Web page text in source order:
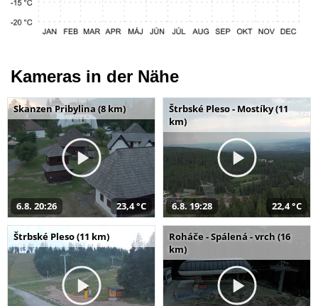
Kameras in der Nähe
Skanzen Pribylina (8 km)
6.8. 20:26 23,4 °C
Štrbské Pleso - Mostíky (11
km)
6.8. 19:28 22,4 °C
Štrbské Pleso (11 km)
Roháče - Spálená - vrch (16
km)